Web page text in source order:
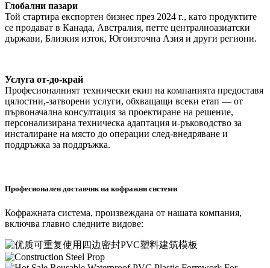
Глобални пазари
Той стартира експортен бизнес през 2024 г., като продуктите
се продават в Канада, Австралия, петте централноазиатски
държави, Близкия изток, Югоизточна Азия и други региони.
Услуга от-до-край
Професионалният технически екип на компанията предоставя
цялостни,-затворени услуги, обхващащи всеки етап — от
първоначална консултация за проектиране на решение,
персонализирана техническа адаптация и-ръководство за
инсталиране на място до операции след-внедряване и
поддръжка за поддръжка.
Професионален доставчик на кофражни системи
Кофражната система, произвеждана от нашата компания,
включва главно следните видове: